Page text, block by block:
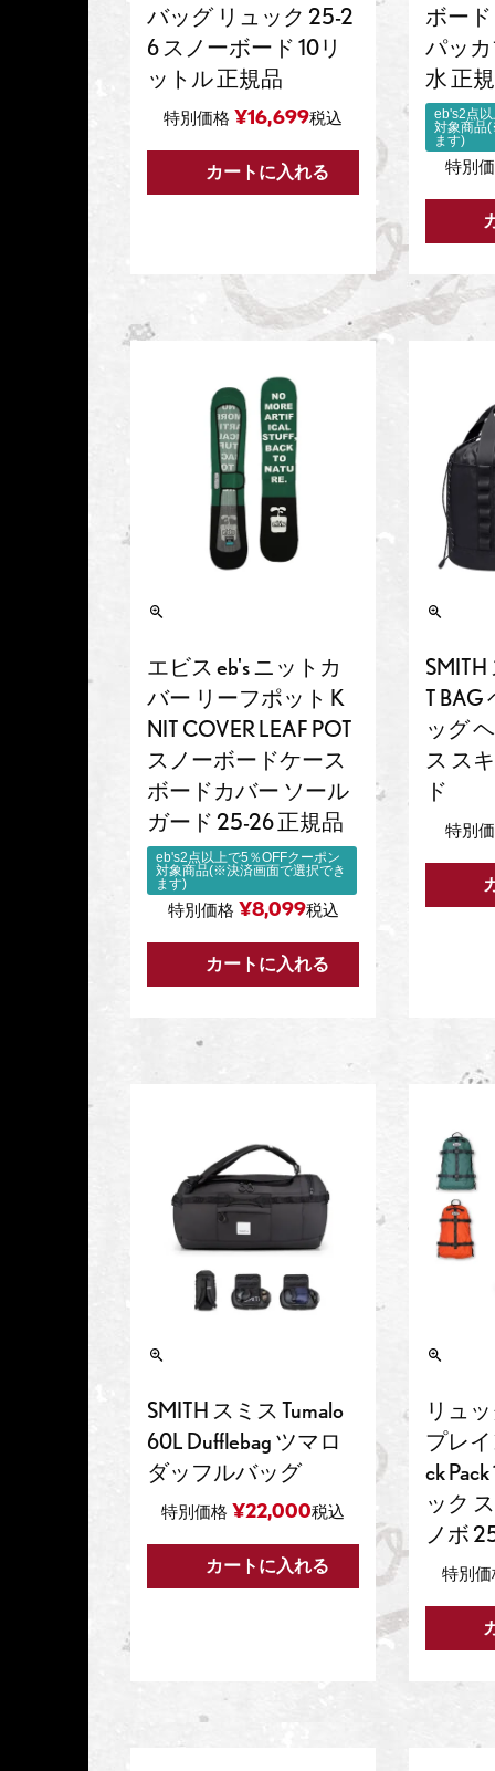
バッグ リュック 25-2
6 スノーボード 10リ
ットル 正規品
特別価格 ¥16,699税込
カートに入れる
ボー
パッ
水 正
eb's2点
対象商品
ます)
特別
エビス eb's ニットカ
バー リーフポット K
NIT COVER LEAF POT
スノーボードケース
ボードカバー ソール
ガード 25-26 正規品
eb's2点以上で5％OFFクーポン
対象商品(※決済画面で選択でき
ます)
特別価格 ¥8,099税込
カートに入れる
SMITH
T BAG
ッグ
ス ス
ド
特別
SMITH スミス Tumalo
60L Dufflebag ツマロ
ダッフルバッグ
特別価格 ¥22,000税込
カートに入れる
リュ
プレイ
ck
ック
ノボ
特別